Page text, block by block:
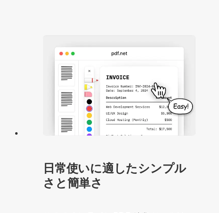
日常使いに適したシンプル
さと簡単さ